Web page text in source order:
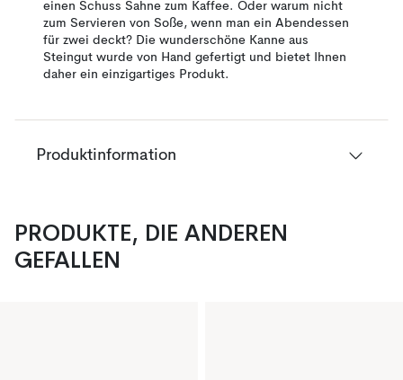
einen Schuss Sahne zum Kaffee. Oder warum nicht
zum Servieren von Soße, wenn man ein Abendessen
für zwei deckt? Die wunderschöne Kanne aus
Steingut wurde von Hand gefertigt und bietet Ihnen
daher ein einzigartiges Produkt.
Produktinformation
PRODUKTE, DIE ANDEREN
GEFALLEN